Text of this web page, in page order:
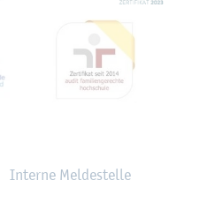
In­ter­ne Mel­de­stel­le